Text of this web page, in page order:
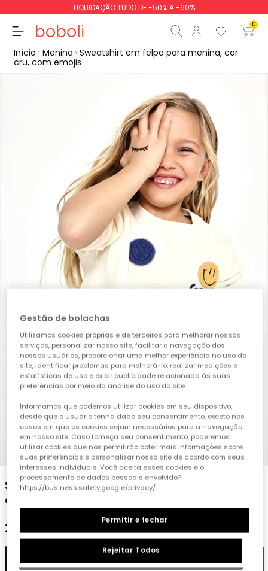
LIQUIDAÇÃO TUDO DE -50% A -60%
0
Continua Iniciar ordem
Início Menina Sweatshirt em felpa para menina, cor
cru, com emojis
1 2 3 4 5
Sweatshirt em felpa para menina, cor cru,
com emojis
29,95 €
Adicionar
Gestão de bolachas
Utilizamos cookies próprias e de terceiros para melhorar nossos
serviços, personalizar nosso site, facilitar a navegação dos
nossos usuários, proporcionar uma melhor experiência no uso do
site, identificar problemas para melhorá-lo, realizar medições e
estatísticas de uso e exibir publicidade relacionada às suas
preferências por meio da análise do uso do site.
Informamos que podemos utilizar cookies em seu dispositivo,
desde que o usuário tenha dado seu consentimento, exceto nos
casos em que os cookies sejam necessários para a navegação
em nosso site. Caso forneça seu consentimento, poderemos
utilizar cookies que nos permitirão obter mais informações sobre
suas preferências e personalizar nosso site de acordo com seus
interesses individuais. Você aceita esses cookies e o
processamento de dados pessoais envolvido?
https://business.safety.google/privacy/
Rejeitar Todos
Permitir e fechar